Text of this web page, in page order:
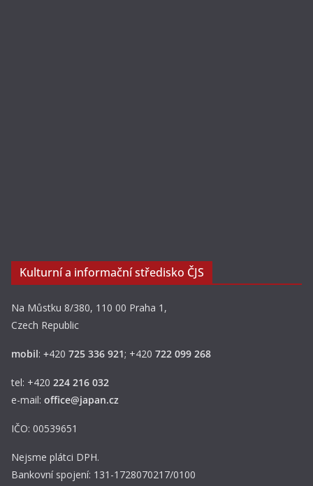
Kulturní a informační středisko ČJS
Na Můstku 8/380, 110 00 Praha 1,
Czech Republic
mobil: +420 725 336 921; +420 722 099 268
tel: +420 224 216 032
e-mail: office@japan.cz
IČO: 00539651
Nejsme plátci DPH.
Bankovní spojení: 131-1728070217/0100